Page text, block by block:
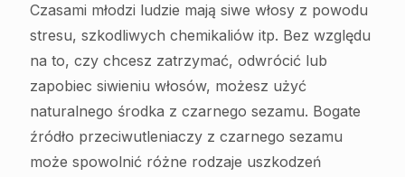
Czasami młodzi ludzie mają siwe włosy z powodu
stresu, szkodliwych chemikaliów itp. Bez względu
na to, czy chcesz zatrzymać, odwrócić lub
zapobiec siwieniu włosów, możesz użyć
naturalnego środka z czarnego sezamu. Bogate
źródło przeciwutleniaczy z czarnego sezamu
może spowolnić różne rodzaje uszkodzeń